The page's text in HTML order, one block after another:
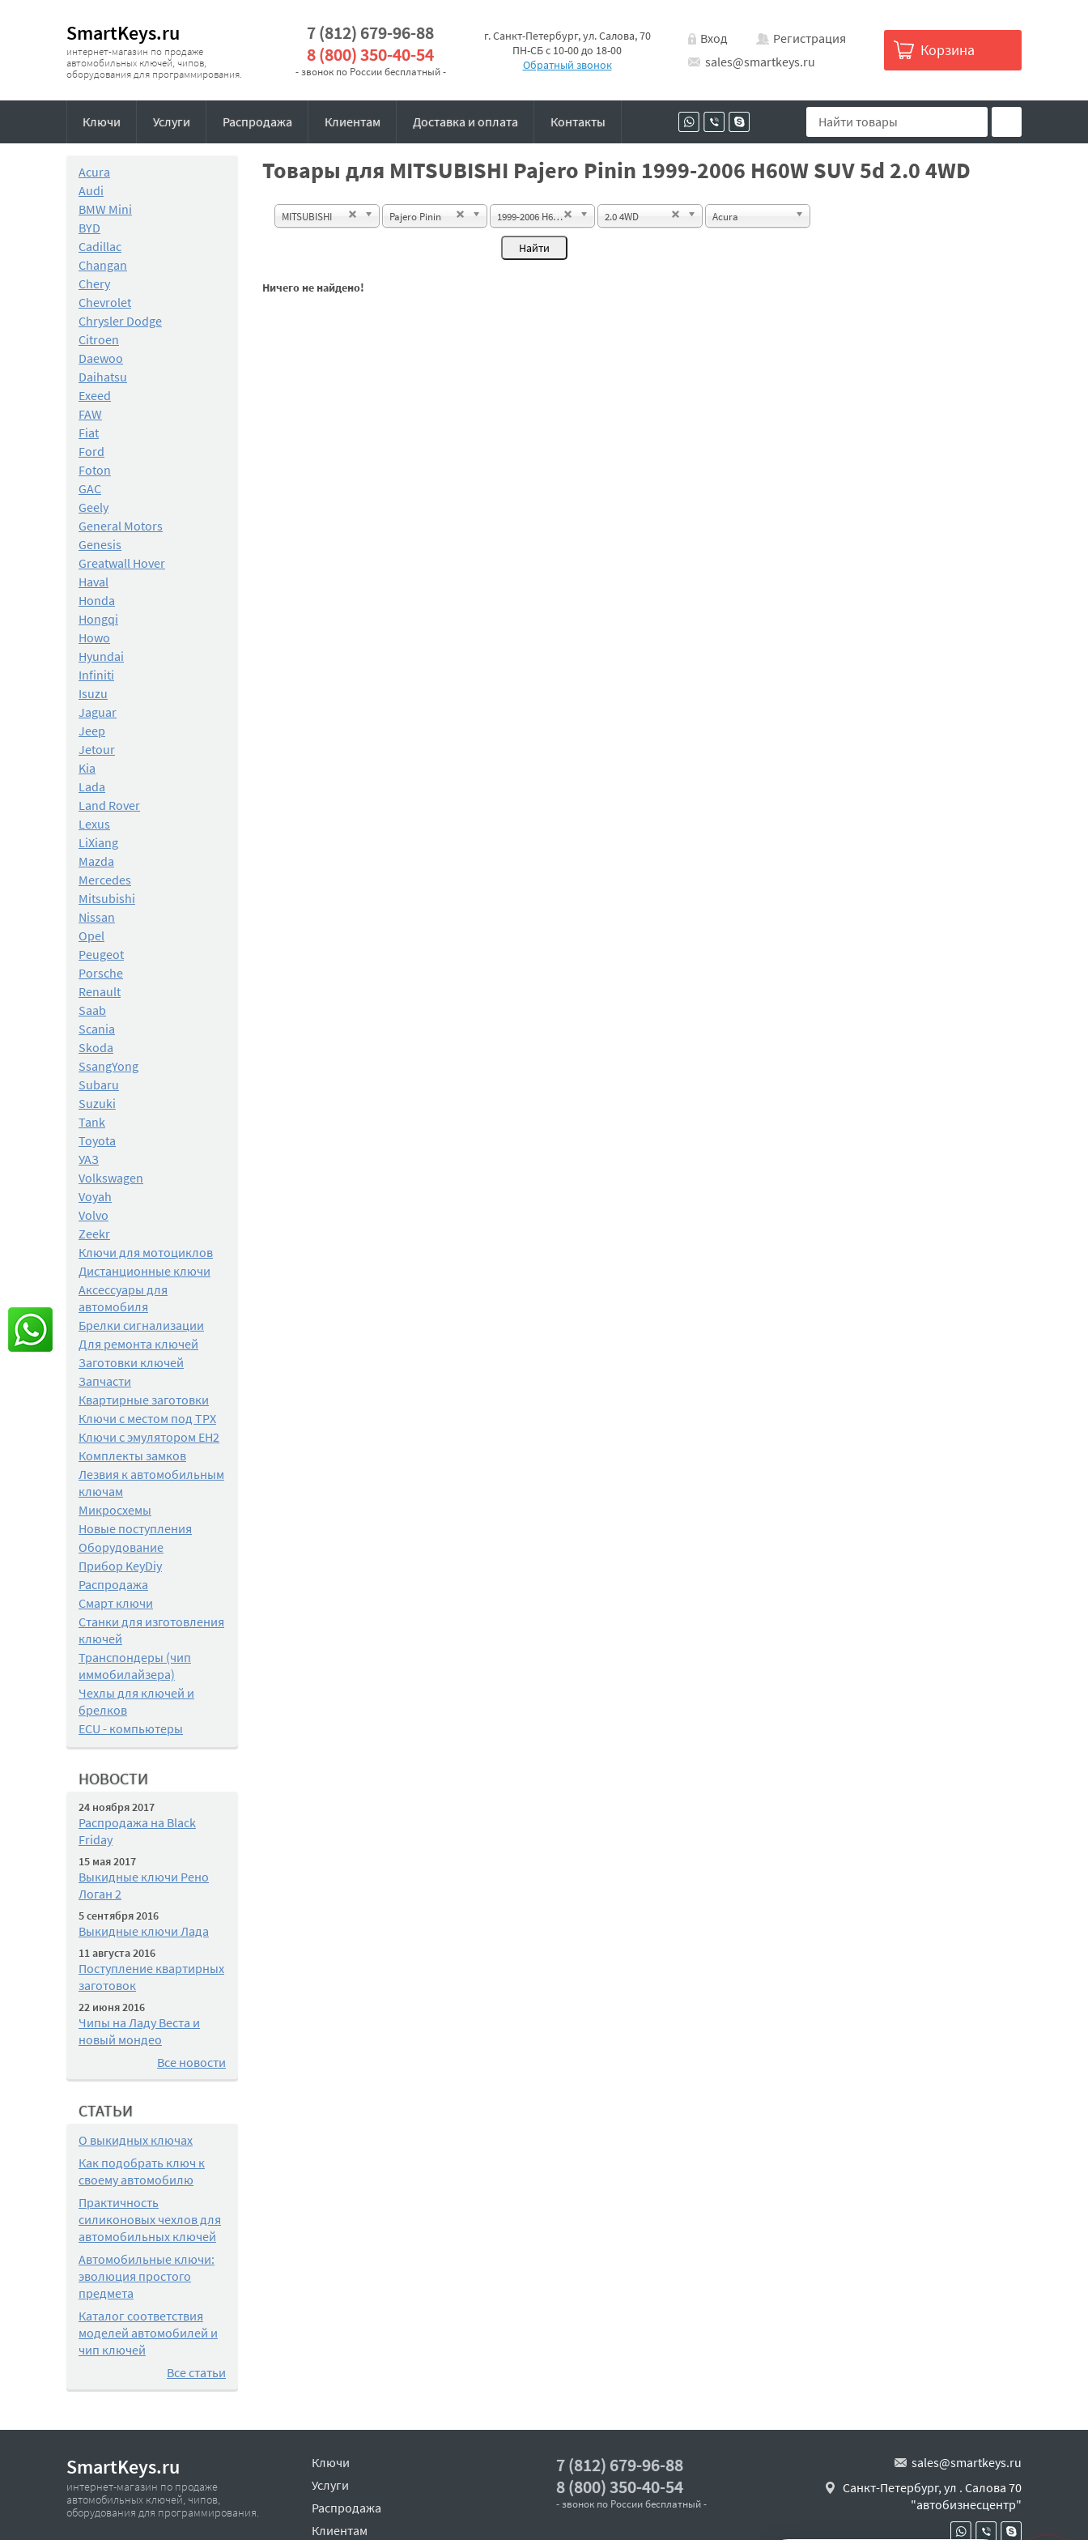
SmartKeys.ru
интернет-магазин по продаже
автомобильных ключей, чипов,
оборудования для программирования.
7 (812) 679-96-88
8 (800) 350-40-54
- звонок по России бесплатный -
г. Санкт-Петербург, ул. Салова, 70
ПН-СБ с 10-00 до 18-00
Обратный звонок
Вход
Регистрация
sales@smartkeys.ru
Корзина
Ключи Услуги Распродажа Клиентам Доставка и оплата Контакты
Acura
Audi
BMW Mini
BYD
Cadillac
Changan
Chery
Chevrolet
Chrysler Dodge
Citroen
Daewoo
Daihatsu
Exeed
FAW
Fiat
Ford
Foton
GAC
Geely
General Motors
Genesis
Greatwall Hover
Haval
Honda
Hongqi
Howo
Hyundai
Infiniti
Isuzu
Jaguar
Jeep
Jetour
Kia
Lada
Land Rover
Lexus
LiXiang
Mazda
Mercedes
Mitsubishi
Nissan
Opel
Peugeot
Porsche
Renault
Saab
Scania
Skoda
SsangYong
Subaru
Suzuki
Tank
Toyota
УАЗ
Volkswagen
Voyah
Volvo
Zeekr
Ключи для мотоциклов
Дистанционные ключи
Аксессуары для
автомобиля
Брелки сигнализации
Для ремонта ключей
Заготовки ключей
Запчасти
Квартирные заготовки
Ключи с местом под TPX
Ключи с эмулятором EH2
Комплекты замков
Лезвия к автомобильным
ключам
Микросхемы
Новые поступления
Оборудование
Прибор KeyDiy
Распродажа
Смарт ключи
Станки для изготовления
ключей
Транспондеры (чип
иммобилайзера)
Чехлы для ключей и
брелков
ECU - компьютеры
НОВОСТИ
24 ноября 2017
Распродажа на Black
Friday
15 мая 2017
Выкидные ключи Рено
Логан 2
5 сентября 2016
Выкидные ключи Лада
11 августа 2016
Поступление квартирных
заготовок
22 июня 2016
Чипы на Ладу Веста и
новый мондео
Все новости
СТАТЬИ
О выкидных ключах
Как подобрать ключ к
своему автомобилю
Практичность
силиконовых чехлов для
автомобильных ключей
Автомобильные ключи:
эволюция простого
предмета
Каталог соответствия
моделей автомобилей и
чип ключей
Все статьи
Товары для MITSUBISHI Pajero Pinin 1999-2006 H60W SUV 5d 2.0 4WD
MITSUBISHI Pajero Pinin 1999-2006 H60W SUV 5d 2.0 4WD Acura
Ничего не найдено!
SmartKeys.ru
интернет-магазин по продаже
автомобильных ключей, чипов,
оборудования для программирования.
Ключи
Услуги
Распродажа
Клиентам
7 (812) 679-96-88
8 (800) 350-40-54
- звонок по России бесплатный -
sales@smartkeys.ru
Санкт-Петербург, ул . Салова 70
"автобизнесцентр"